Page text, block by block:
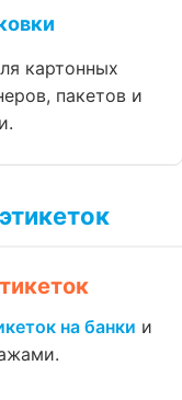
картонных
пакетов и
на банки и